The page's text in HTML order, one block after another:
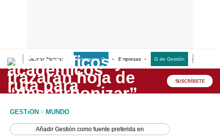
Últimas Noticias Empresas G Empresas G de Gestión
Lo último
Peru Quiosco SUSCRÍBETE
GESTION > MUNDO
AñadirGestión como fuente preferida en